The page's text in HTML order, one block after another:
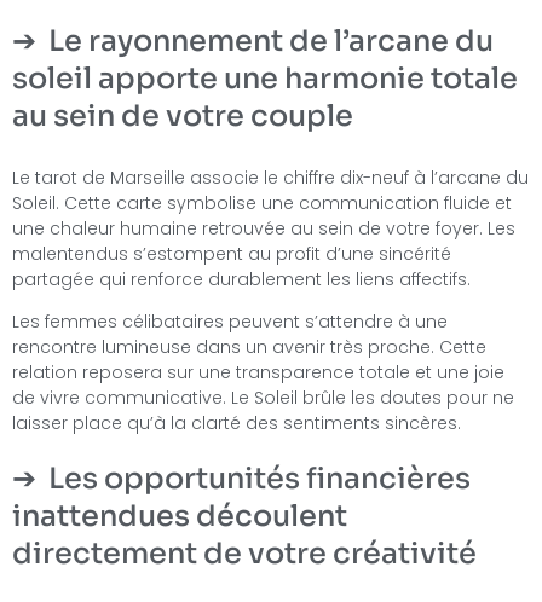
Le rayonnement de l’arcane du
soleil apporte une harmonie totale
au sein de votre couple
Le tarot de Marseille associe le chiffre dix-neuf à l’arcane du
Soleil. Cette carte symbolise une communication fluide et
une chaleur humaine retrouvée au sein de votre foyer. Les
malentendus s’estompent au profit d’une sincérité
partagée qui renforce durablement les liens affectifs.
Les femmes célibataires peuvent s’attendre à une
rencontre lumineuse dans un avenir très proche. Cette
relation reposera sur une transparence totale et une joie
de vivre communicative. Le Soleil brûle les doutes pour ne
laisser place qu’à la clarté des sentiments sincères.
Les opportunités financières
inattendues découlent
directement de votre créativité